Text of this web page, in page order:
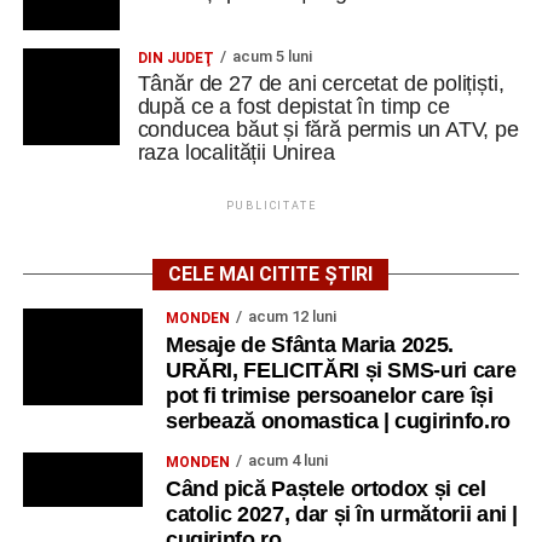
însă diversitatea culturală a oferit ocazia să folosească și
franceza, italiana și spaniola.
„Am descoperit încă o dată că limbile străine nu sunt doar
instrumente de comunicare, ci și punți între oameni.
Într-un grup internațional, uneori un cuvânt spus într-o altă
limbă, un zâmbet sau o glumă sunt suficiente pentru a
Finalul unei experiențe care continuă
Ultima zi a fost dedicată Youthpass, evaluării finale,
oportunităților Erasmus+ și diseminării.
„Am discutat despre ceea ce am învățat, despre cum
responsabilitatea de a duce mai departe ideile și
metodele descoperite.
DIN JUDEŢ acum 5 luni
Tânăr de 27 de ani cercetat de polițiști,
după ce a fost depistat în timp ce
conducea băut și fără permis un ATV, pe
raza localității Unirea
PUBLICITATE
CELE MAI CITITE ȘTIRI
MONDEN acum 12 luni
Mesaje de Sfânta Maria 2025.
URĂRI, FELICITĂRI și SMS-uri care
pot fi trimise persoanelor care își
serbează onomastica | cugirinfo.ro
MONDEN acum 4 luni
Când pică Paștele ortodox și cel
catolic 2027, dar și în următorii ani |